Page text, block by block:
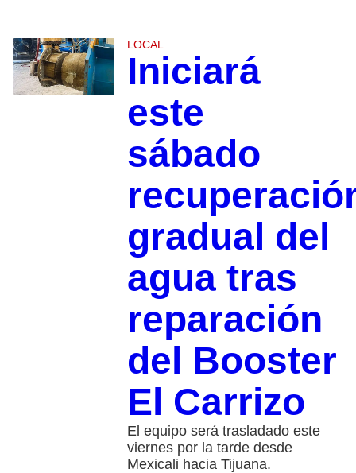
LOCAL
Iniciará
este
sábado
gradual del
agua tras
reparación
del Booster
El Carrizo
El equipo será trasladado este
viernes por la tarde desde
Mexicali hacia Tijuana.